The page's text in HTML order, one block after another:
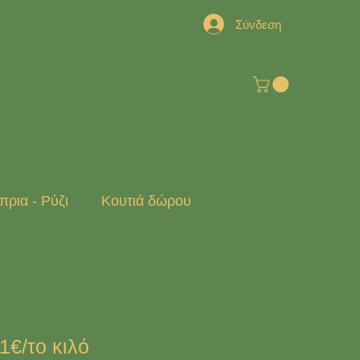
Σύνδεση
- Ρύζι Κουτιά δώρου
το κιλό